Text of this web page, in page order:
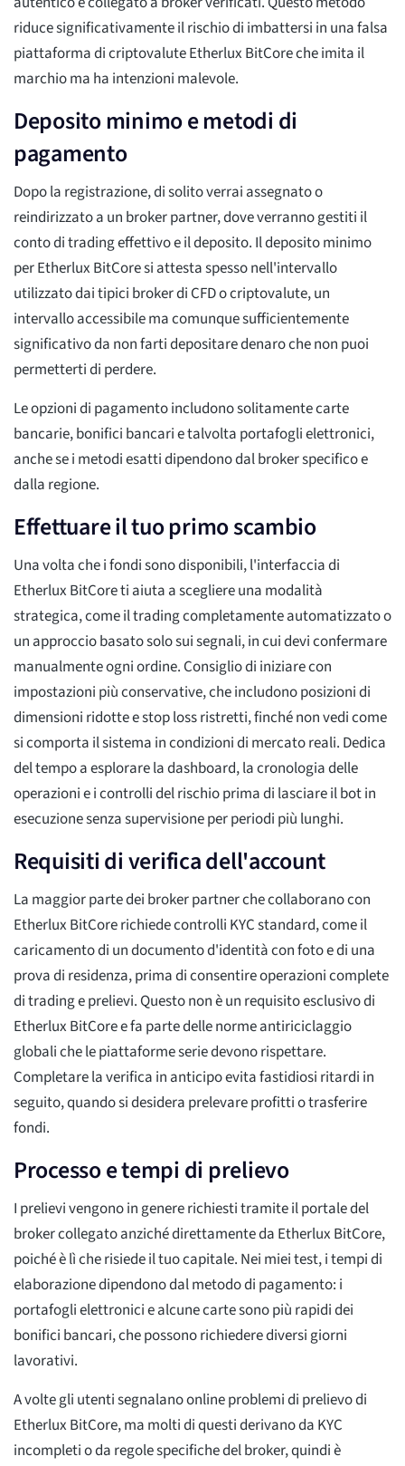
riduce significativamente il rischio di imbattersi in una falsa
piattaforma di criptovalute Etherlux BitCore che imita il
marchio ma ha intenzioni malevole.
Deposito minimo e metodi di
pagamento
Dopo la registrazione, di solito verrai assegnato o
reindirizzato a un broker partner, dove verranno gestiti il
conto di trading effettivo e il deposito. Il deposito minimo
per Etherlux BitCore si attesta spesso nell'intervallo
utilizzato dai tipici broker di CFD o criptovalute, un
intervallo accessibile ma comunque sufficientemente
significativo da non farti depositare denaro che non puoi
permetterti di perdere.
Le opzioni di pagamento includono solitamente carte
bancarie, bonifici bancari e talvolta portafogli elettronici,
anche se i metodi esatti dipendono dal broker specifico e
dalla regione.
Effettuare il tuo primo scambio
Una volta che i fondi sono disponibili, l'interfaccia di
Etherlux BitCore ti aiuta a scegliere una modalità
strategica, come il trading completamente automatizzato o
un approccio basato solo sui segnali, in cui devi confermare
manualmente ogni ordine. Consiglio di iniziare con
impostazioni più conservative, che includono posizioni di
dimensioni ridotte e stop loss ristretti, finché non vedi come
si comporta il sistema in condizioni di mercato reali. Dedica
del tempo a esplorare la dashboard, la cronologia delle
operazioni e i controlli del rischio prima di lasciare il bot in
esecuzione senza supervisione per periodi più lunghi.
Requisiti di verifica dell'account
La maggior parte dei broker partner che collaborano con
Etherlux BitCore richiede controlli KYC standard, come il
caricamento di un documento d'identità con foto e di una
prova di residenza, prima di consentire operazioni complete
di trading e prelievi. Questo non è un requisito esclusivo di
Etherlux BitCore e fa parte delle norme antiriciclaggio
globali che le piattaforme serie devono rispettare.
Completare la verifica in anticipo evita fastidiosi ritardi in
seguito, quando si desidera prelevare profitti o trasferire
fondi.
Processo e tempi di prelievo
I prelievi vengono in genere richiesti tramite il portale del
broker collegato anziché direttamente da Etherlux BitCore,
poiché è lì che risiede il tuo capitale. Nei miei test, i tempi di
elaborazione dipendono dal metodo di pagamento: i
portafogli elettronici e alcune carte sono più rapidi dei
bonifici bancari, che possono richiedere diversi giorni
lavorativi.
A volte gli utenti segnalano online problemi di prelievo di
Etherlux BitCore, ma molti di questi derivano da KYC
incompleti o da regole specifiche del broker, quindi è